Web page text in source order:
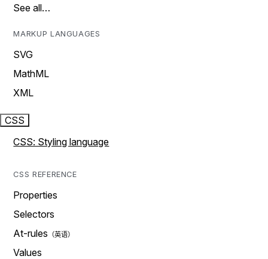
See all…
MARKUP LANGUAGES
SVG
MathML
XML
CSS
CSS: Styling language
CSS REFERENCE
Properties
Selectors
At-rules
Values